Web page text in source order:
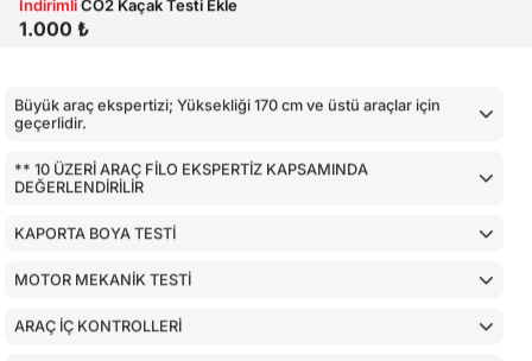
İndirimliCO2 Kaçak Testi Ekle
1.000 ₺
Büyük araç ekspertizi; Yüksekliği 170 cm ve üstü araçlar için
geçerlidir.
** 10 ÜZERİ ARAÇ FİLO EKSPERTİZ KAPSAMINDA
DEĞERLENDİRİLİR
KAPORTA BOYA TESTİ
MOTOR MEKANİK TESTİ
ARAÇ İÇ KONTROLLERİ